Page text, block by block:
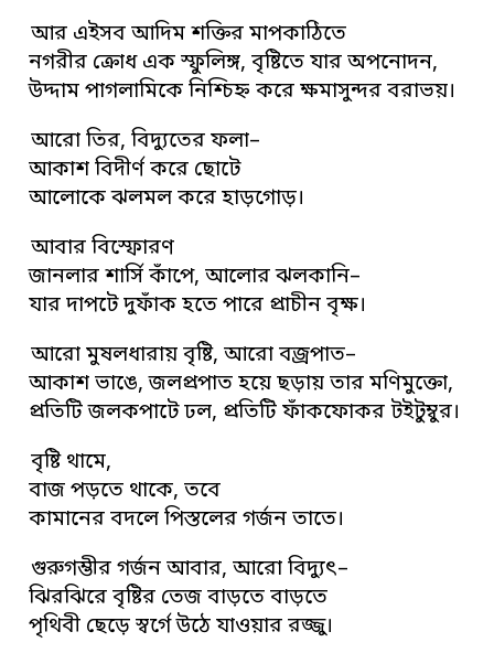
আর এইসব আদিম শক্তির মাপকাঠিতে
নগরীর ক্রোধ এক স্ফুলিঙ্গ, বৃষ্টিতে যার অপনোদন,
উদ্দাম পাগলামিকে নিশ্চিহ্ন করে ক্ষমাসুন্দর বরাভয়।
আরো তির, বিদ্যুতের ফলা–
আকাশ বিদীর্ণ করে ছোটে
আলোকে ঝলমল করে হাড়গোড়।
আবার বিস্ফোরণ
জানলার শার্সি কাঁপে, আলোর ঝলকানি–
যার দাপটে দুফাঁক হতে পারে প্রাচীন বৃক্ষ।
আরো মুষলধারায় বৃষ্টি, আরো বজ্রপাত–
আকাশ ভাঙে, জলপ্রপাত হয়ে ছড়ায় তার মণিমুক্তো,
প্রতিটি জলকপাটে ঢল, প্রতিটি ফাঁকফোকর টইটুম্বুর।
বৃষ্টি থামে,
বাজ পড়তে থাকে, তবে
কামানের বদলে পিস্তলের গর্জন তাতে।
গুরুগম্ভীর গর্জন আবার, আরো বিদ্যুৎ–
ঝিরঝিরে বৃষ্টির তেজ বাড়তে বাড়তে
পৃথিবী ছেড়ে স্বর্গে উঠে যাওয়ার রজ্জু।